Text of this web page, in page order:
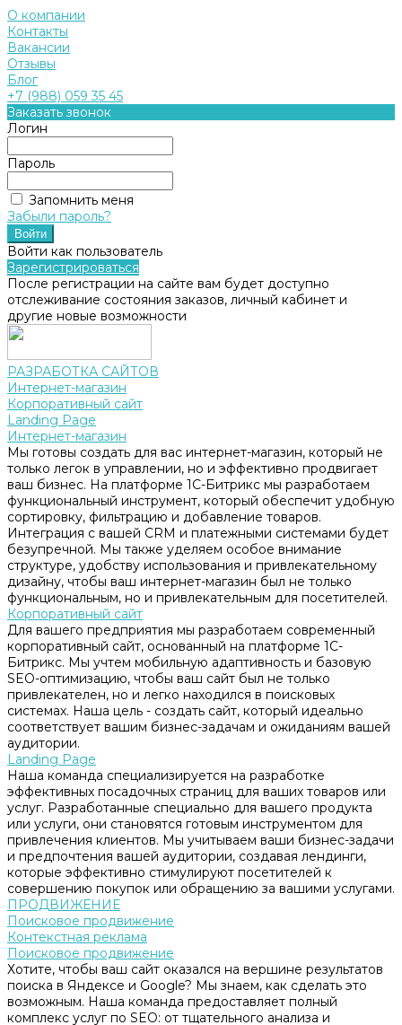
О компании
Контакты
Вакансии
Отзывы
Блог
+7 (988) 059 35 45
Заказать звонок
Логин
Пароль
Запомнить меня
Забыли пароль?
Войти как пользователь
Зарегистрироваться
После регистрации на сайте вам будет доступно
отслеживание состояния заказов, личный кабинет и
другие новые возможности
РАЗРАБОТКА САЙТОВ
Интернет-магазин
Корпоративный сайт
Landing Page
Интернет-магазин
Мы готовы создать для вас интернет-магазин, который не
только легок в управлении, но и эффективно продвигает
ваш бизнес. На платформе 1С-Битрикс мы разработаем
функциональный инструмент, который обеспечит удобную
сортировку, фильтрацию и добавление товаров.
Интеграция с вашей CRM и платежными системами будет
безупречной. Мы также уделяем особое внимание
структуре, удобству использования и привлекательному
дизайну, чтобы ваш интернет-магазин был не только
функциональным, но и привлекательным для посетителей.
Корпоративный сайт
Для вашего предприятия мы разработаем современный
корпоративный сайт, основанный на платформе 1С-
Битрикс. Мы учтем мобильную адаптивность и базовую
SEO-оптимизацию, чтобы ваш сайт был не только
привлекателен, но и легко находился в поисковых
системах. Наша цель - создать сайт, который идеально
соответствует вашим бизнес-задачам и ожиданиям вашей
аудитории.
Landing Page
Наша команда специализируется на разработке
эффективных посадочных страниц для ваших товаров или
услуг. Разработанные специально для вашего продукта
или услуги, они становятся готовым инструментом для
привлечения клиентов. Мы учитываем ваши бизнес-задачи
и предпочтения вашей аудитории, создавая лендинги,
которые эффективно стимулируют посетителей к
совершению покупок или обращению за вашими услугами.
ПРОДВИЖЕНИЕ
Поисковое продвижение
Контекстная реклама
Поисковое продвижение
Хотите, чтобы ваш сайт оказался на вершине результатов
поиска в Яндексе и Google? Мы знаем, как сделать это
возможным. Наша команда предоставляет полный
комплекс услуг по SEO: от тщательного анализа и